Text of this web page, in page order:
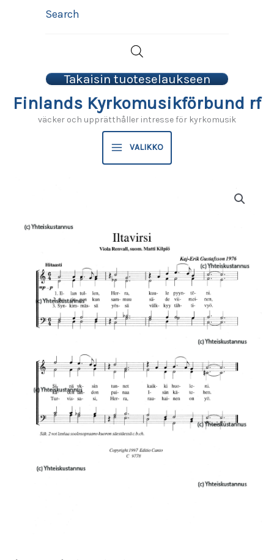
Search
Takaisin tuoteselaukseen
Finlands Kyrkomusikförbund rf
väcker och upprätthåller intresse för kyrkomusik
VALIKKO